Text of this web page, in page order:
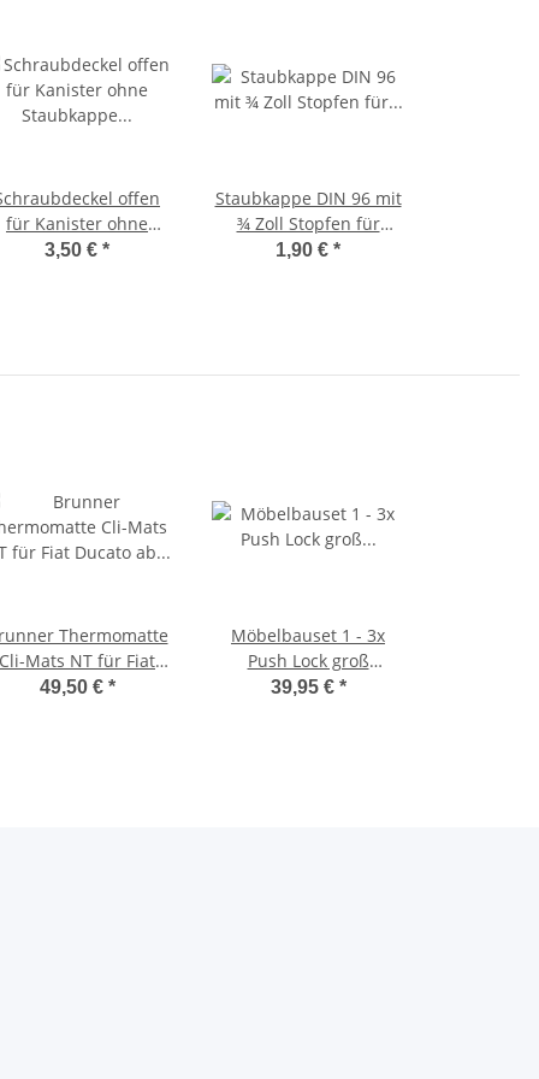
offen
für Kanister ohne
für DIN 96
3,50 € *
Staubkappe DIN 96 mit
¾ Zoll Stopfen für
Kanister und Tanks mit
1,90 € *
Thermomatte
Cli-Mats NT für Fiat
Ducato ab 2006 bis
49,50 € *
Möbelbauset 1 - 3x
Push Lock groß
(silber/vernickelt) + 6x
39,95 € *